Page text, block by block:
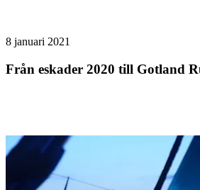
8 januari 2021
Från eskader 2020 till Gotland